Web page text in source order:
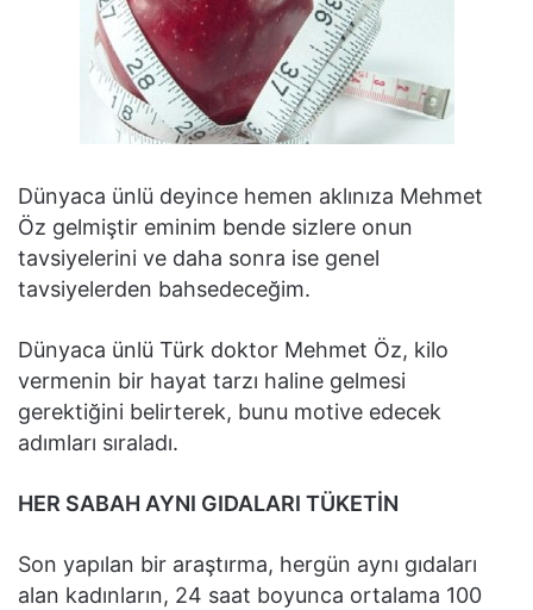
Dünyaca ünlü deyince hemen aklınıza Mehmet
Öz gelmiştir eminim bende sizlere onun
tavsiyelerini ve daha sonra ise genel
tavsiyelerden bahsedeceğim.
Dünyaca ünlü Türk doktor Mehmet Öz, kilo
vermenin bir hayat tarzı haline gelmesi
gerektiğini belirterek, bunu motive edecek
adımları sıraladı.
HER SABAH AYNI GIDALARI TÜKETİN
Son yapılan bir araştırma, hergün aynı gıdaları
alan kadınların, 24 saat boyunca ortalama 100